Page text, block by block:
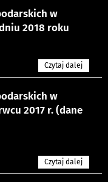
w
2018 roku
Czytaj dalej
w
2017 r. (dane
Czytaj dalej